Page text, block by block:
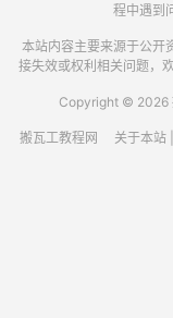
程中遇到
本站内容主要来源于公开
接失效或权利相关问题，
Copyright © 2026
搬瓦工教程网 关于本站|